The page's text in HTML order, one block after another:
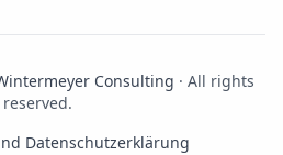
Consulting · All rights
reserved.
Datenschutzerklärung